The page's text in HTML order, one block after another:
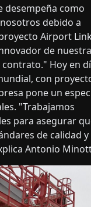
desempeña como
debido a
Airport
de
Hoy en
con
pone un
"Trabajamos
para asegurar
de calidad y
Antonio